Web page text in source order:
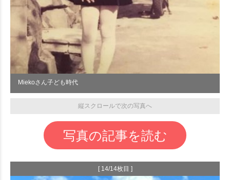
Miekoさん子ども時代
縦スクロールで次の写真へ
写真の記事を読む
[ 14/14枚目 ]